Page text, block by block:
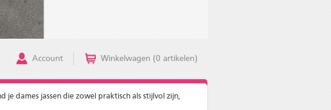
Account Winkelwagen (0 artikelen)
je dames jassen die zowel praktisch als stijlvol zijn,